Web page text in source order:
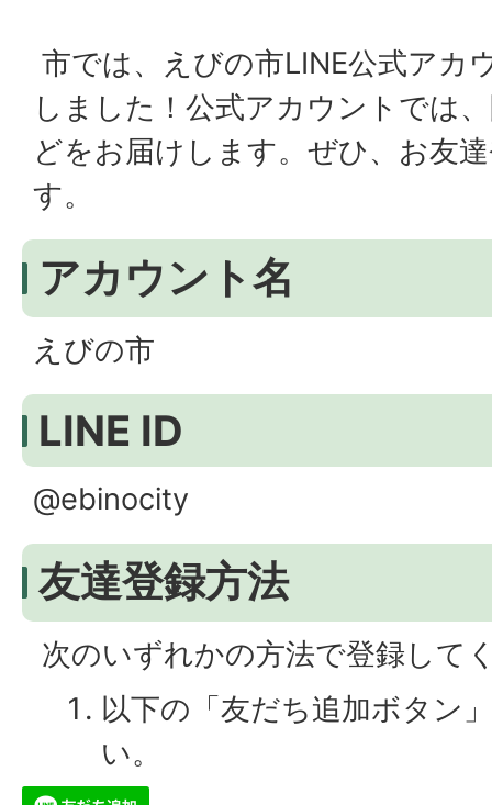
市では、えびの市LINE公式アカ
しました！公式アカウントでは
どをお届けします。ぜひ、お友
す。
アカウント名
えびの市
LINE ID
@ebinocity
友達登録方法
次のいずれかの方法で登録して
以下の「友だち追加ボタン
い。